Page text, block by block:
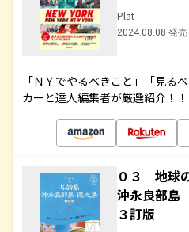
Plat
2024.08.08 発売
「ＮＹでやるべきこと」「見る
カーと達人編集者が厳選紹介！
０３ 地球
沖永良部
３訂版